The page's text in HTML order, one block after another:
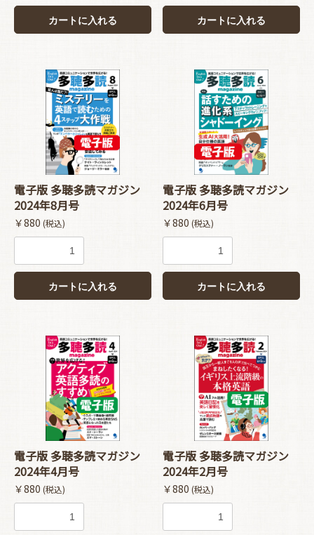
カートに入れる カートに入れる
電子版 多聴多読マガジン
2024年8月号
￥880 (税込)
カートに入れる
電子版 多聴多読マガジン
2024年6月号
￥880 (税込)
カートに入れる
電子版 多聴多読マガジン
2024年4月号
￥880 (税込)
電子版 多聴多読マガジン
2024年2月号
￥880 (税込)
お買い物を続ける カートへ進む